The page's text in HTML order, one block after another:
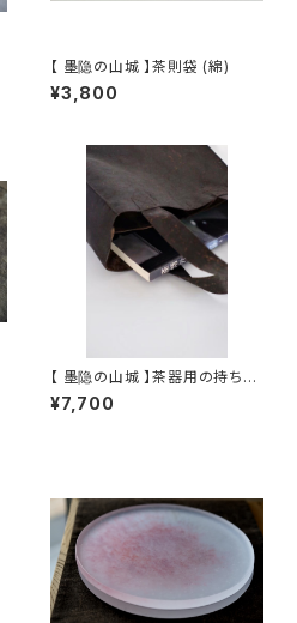
【 墨隐の山城 】茶則袋 (綿)
¥3,800
【 墨隐の山城 】茶器用の持ち手
袋(香雲紗)
¥7,700